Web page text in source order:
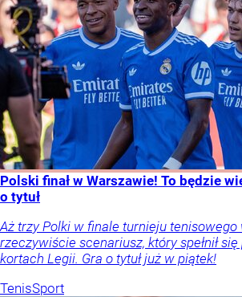
Polski finał w Warszawie! To będzie
o tytuł
Aż trzy Polki w finale turnieju tenisowego
rzeczywiście scenariusz, który spełnił
kortach Legii. Gra o tytuł już w piątek!
TenisSport